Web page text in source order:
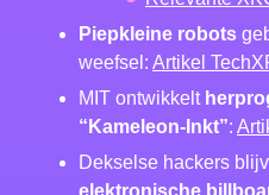
Piepkleine robots
weefsel: Artikel
MIT ontwikkelt
“Kameleon-Inkt”:
Dekselse hackers
elektronische